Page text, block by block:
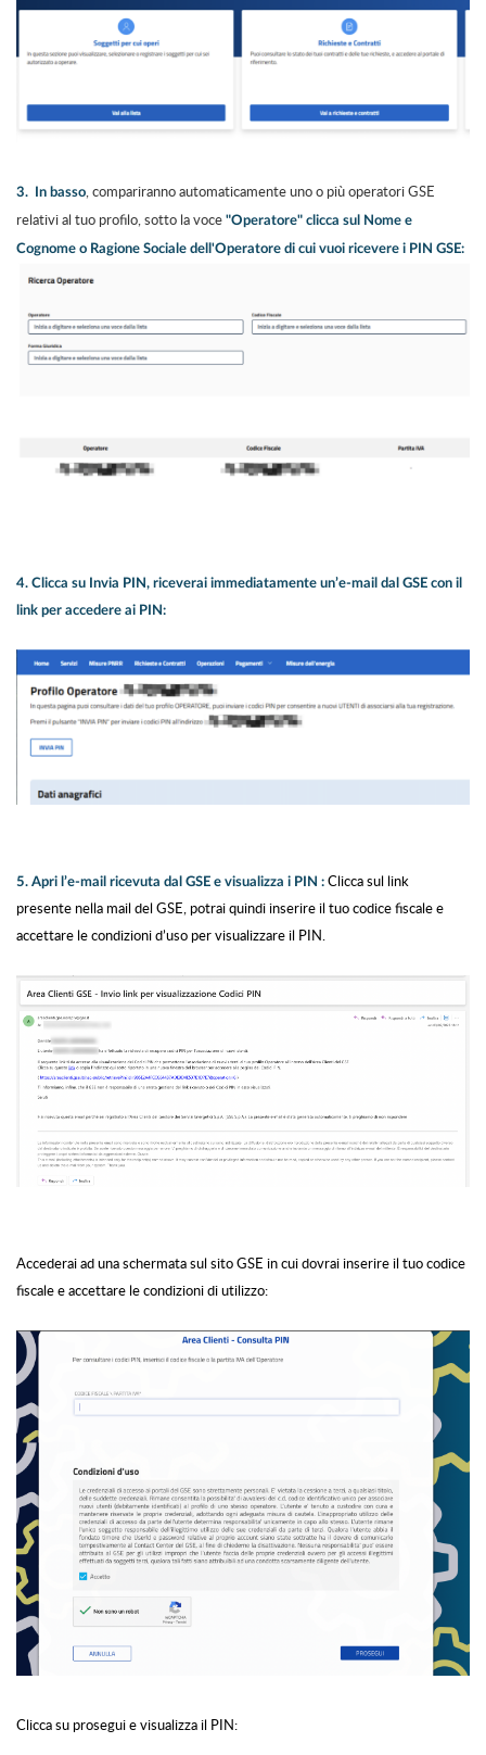
3. In basso, compariranno automaticamente uno o più operatori GSE
relativi al tuo profilo, sotto la voce "Operatore" clicca sul Nome e
Cognome o Ragione Sociale dell'Operatore di cui vuoi ricevere i PIN GSE:
4. Clicca su Invia PIN, riceverai immediatamente un’e-mail dal GSE con il
link per accedere ai PIN:
5. Apri l’e-mail ricevuta dal GSE e visualizza i PIN : Clicca sul link
presente nella mail del GSE, potrai quindi inserire il tuo codice fiscale e
accettare le condizioni d’uso per visualizzare il PIN.
Accederai ad una schermata sul sito GSE in cui dovrai inserire il tuo codice
fiscale e accettare le condizioni di utilizzo:
Clicca su prosegui e visualizza il PIN: